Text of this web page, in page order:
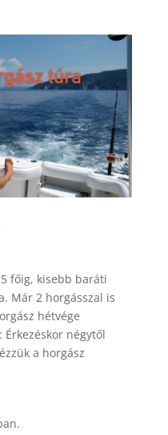
főig, kisebb baráti
Már 2 horgásszal is
hétvége
négytől
a horgász